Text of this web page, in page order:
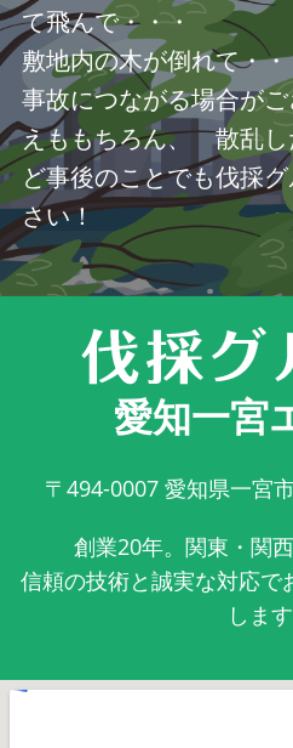
て飛んで・・・
敷地内の木が倒れて・
事故につながる場合が
えももちろん、 散乱し
ど事後のことでも伐採
さい！
愛知一宮
〒494-0007 愛知県一宮
創業20年。関東・関
信頼の技術と誠実な対応で
します